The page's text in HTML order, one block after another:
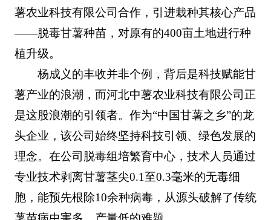
薯农业科技有限公司合作，引进栽种其核心产品
——脱毒甘薯种苗，对原有的400亩土地进行种
植升级。
杨成义的丰收并非个例，背后是科技赋能甘
薯产业的浪潮，而河北中薯农业科技有限公司正
是这股浪潮的引领者。作为“中国甘薯之乡”的龙
头企业，该公司始终坚持科技引领、绿色发展的
理念。在公司脱毒组培繁育中心，技术人员通过
专业技术剥离甘薯茎尖0.1至0.3毫米的无毒细
胞，能预先根除10余种病毒，从源头破解了传统